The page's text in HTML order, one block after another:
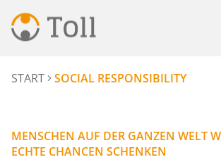
START SOCIAL RESPONSIBILITY
MENSCHEN AUF DER GANZEN WELT
ECHTE CHANCEN SCHENKEN